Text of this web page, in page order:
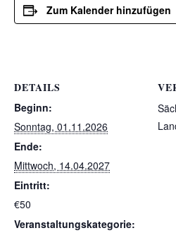
Zum Kalender hinzufügen
DETAILS
Beginn:
Sonntag, 01.11.2026
Ende:
Mittwoch, 14.04.2027
Eintritt:
€50
Veranstaltungskategorie: